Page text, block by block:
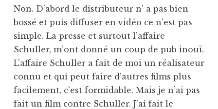
Non. D’abord le distributeur n’ a pas bien
bossé et puis diffuser en vidéo ce n’est pas
simple. La presse et surtout l’affaire
Schuller, m’ont donné un coup de pub inouï.
L’affaire Schuller a fait de moi un réalisateur
connu et qui peut faire d’autres films plus
facilement, c’est formidable. Mais je n’ai pas
fait un film contre Schuller. J’ai fait le